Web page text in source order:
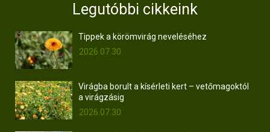
Legutóbbi cikkeink
Tippek a körömvirág neveléséhez
2026.07.30.
Virágba borult a kísérleti kert – vetőmagoktól
a virágzásig
2026.07.30.